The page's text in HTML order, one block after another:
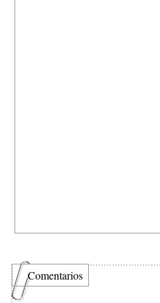
Comentarios